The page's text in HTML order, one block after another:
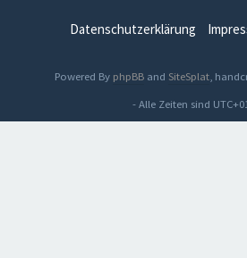
Datenschutzerklärung
Powered By phpBB and SiteSplat ,
- Alle Zeiten sind